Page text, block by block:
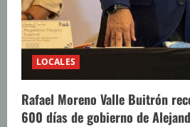
LOCALES
Rafael Moreno Valle Buitrón
600 días de gobierno de